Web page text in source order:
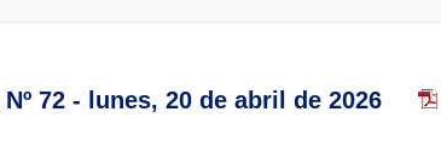
72 - lunes, 20 de abril de 2026